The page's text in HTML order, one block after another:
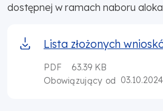
dostępnej w ramach naboru
Lista złożonych
PDF
63.39 KB
Obowiązujący od 03.10.2024